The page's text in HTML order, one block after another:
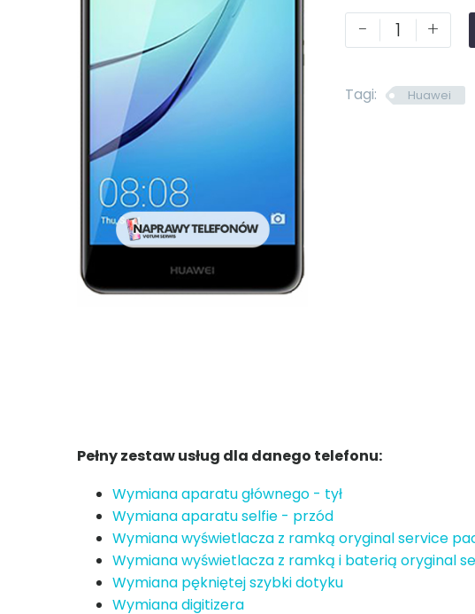
- +
Tagi: Huawei
Pełny zestaw usług dla danego telefonu:
Wymiana aparatu głównego - tył
Wymiana aparatu selfie - przód
Wymiana wyświetlacza z ramką oryginal service
Wymiana wyświetlacza z ramką i baterią oryginal
Wymiana pękniętej szybki dotyku
Wymiana digitizera